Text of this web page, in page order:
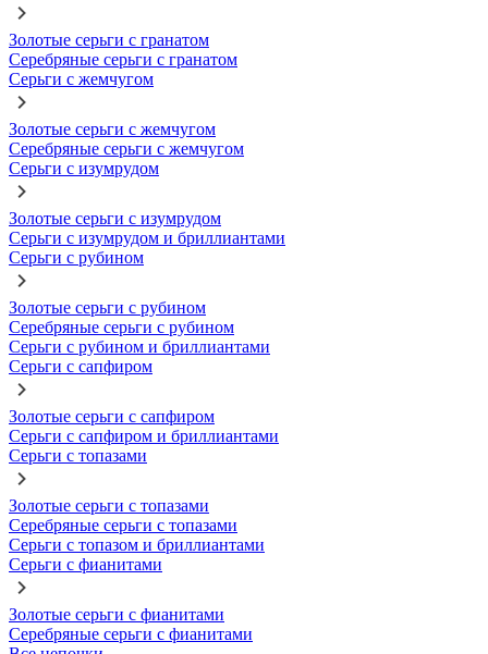
Золотые серьги с гранатом
Серебряные серьги с гранатом
Серьги с жемчугом
Золотые серьги с жемчугом
Серебряные серьги с жемчугом
Серьги с изумрудом
Золотые серьги с изумрудом
Серьги с изумрудом и бриллиантами
Серьги с рубином
Золотые серьги с рубином
Серебряные серьги с рубином
Серьги с рубином и бриллиантами
Серьги с сапфиром
Золотые серьги с сапфиром
Серьги с сапфиром и бриллиантами
Серьги с топазами
Золотые серьги с топазами
Серебряные серьги с топазами
Серьги с топазом и бриллиантами
Серьги с фианитами
Золотые серьги с фианитами
Серебряные серьги с фианитами